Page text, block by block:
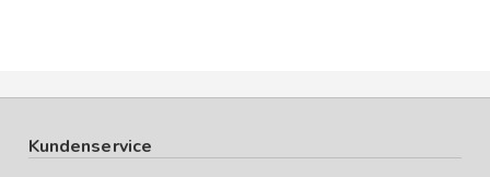
Kundenservice